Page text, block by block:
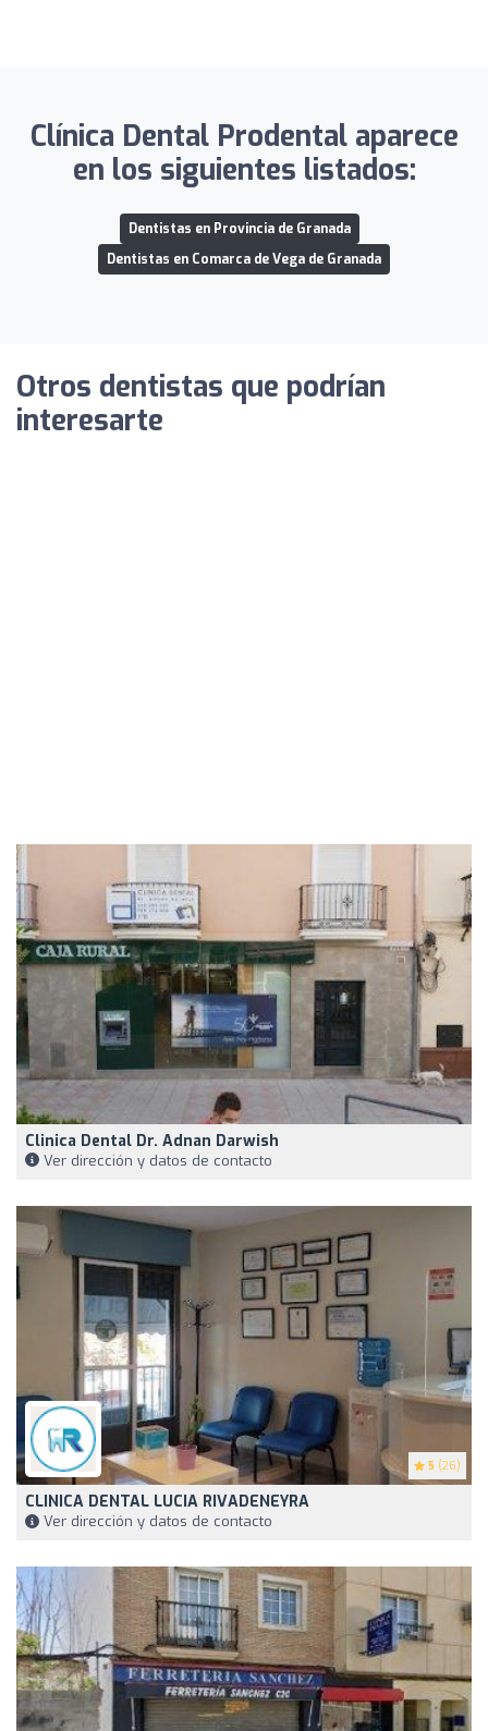
Clínica Dental Prodental aparece
en los siguientes listados:
Dentistas en Provincia de Granada
Dentistas en Comarca de Vega de Granada
Otros dentistas que podrían
interesarte
Clinica Dental Dr. Adnan Darwish
Ver dirección y datos de contacto
5 (26)
CLINICA DENTAL LUCIA RIVADENEYRA
Ver dirección y datos de contacto